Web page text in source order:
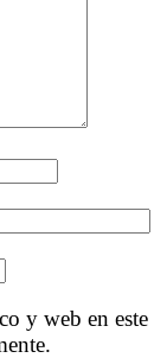
y web en este